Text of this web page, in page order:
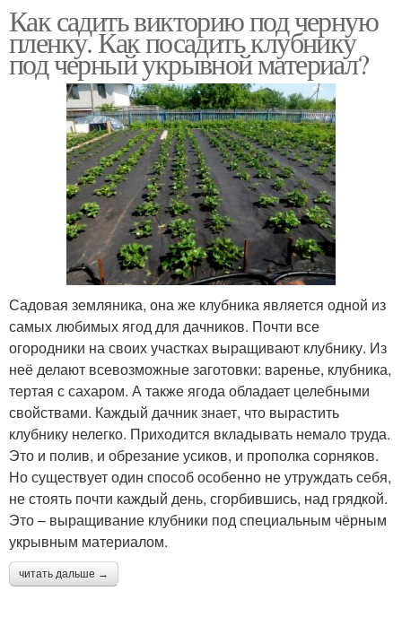
Как садить викторию под черную
пленку. Как посадить клубнику
под черный укрывной материал?
Садовая земляника, она же клубника является одной из
самых любимых ягод для дачников. Почти все
огородники на своих участках выращивают клубнику. Из
неё делают всевозможные заготовки: варенье, клубника,
тертая с сахаром. А также ягода обладает целебными
свойствами. Каждый дачник знает, что вырастить
клубнику нелегко. Приходится вкладывать немало труда.
Это и полив, и обрезание усиков, и прополка сорняков.
Но существует один способ особенно не утруждать себя,
не стоять почти каждый день, сгорбившись, над грядкой.
Это – выращивание клубники под специальным чёрным
укрывным материалом.
читать дальше →